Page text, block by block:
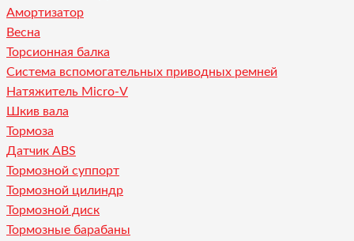
Амортизатор
Весна
Торсионная балка
Система вспомогательных приводных ремней
Натяжитель Micro-V
Шкив вала
Тормоза
Датчик ABS
Тормозной суппорт
Тормозной цилиндр
Тормозной диск
Тормозные барабаны